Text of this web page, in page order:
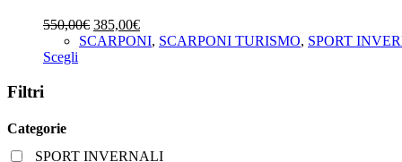
550,00€ Il
prezzo
385,00€Il
prezzo
SCARPONI, SCARPONI TURISMO, SPORT
Scegli
opzioni
Filtri
Categorie
SPORT INVERNALI